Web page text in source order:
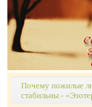
Почему пожилые
стабильны -